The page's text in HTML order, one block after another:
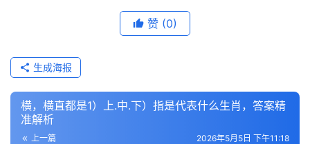
赞 (0)
生成海报
横，横直都是1）上.中.下）指是代表什么生肖，答案精
准解析
上一篇 2026年5月5日 下午11:18